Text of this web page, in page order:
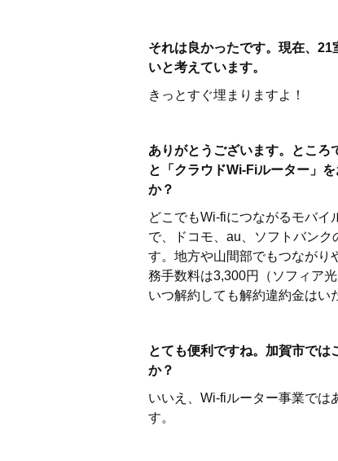
それは良かったです。現在、
いと考えています。
きっとすぐ埋まりますよ！
ありがとうございます。ところ
と「クラウドWi-Fiルーター」
か？
どこでもWi-fiにつながるモバ
で、ドコモ、au、ソフトバン
す。地方や山間部でもつながり
務手数料は3,300円（ソフィア
いつ解約しても解約違約金はい
とても便利ですね。加賀市では
か？
いいえ、Wi-fiルーター事業では
す。